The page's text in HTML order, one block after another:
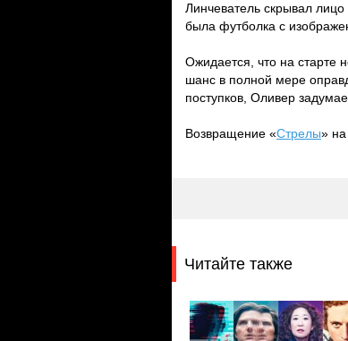
Линчеватель скрывал
была футболка с
Ожидается, что на старте
шанс в полной мере
поступков, Оливер
Возвращение «Стрелы» на
Читайте также